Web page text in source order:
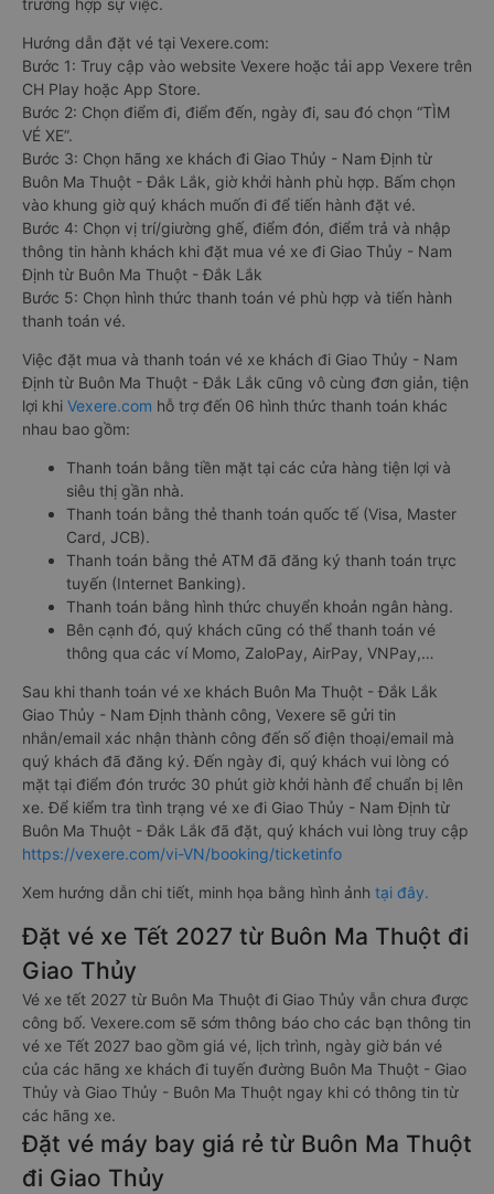
trường hợp sự việc.
Hướng dẫn đặt vé tại Vexere.com:
Bước 1: Truy cập vào website Vexere hoặc tải app Vexere trên
CH Play hoặc App Store.
Bước 2: Chọn điểm đi, điểm đến, ngày đi, sau đó chọn “TÌM
VÉ XE”.
Bước 3: Chọn hãng xe khách đi Giao Thủy - Nam Định từ
Buôn Ma Thuột - Đắk Lắk, giờ khởi hành phù hợp. Bấm chọn
vào khung giờ quý khách muốn đi để tiến hành đặt vé.
Bước 4: Chọn vị trí/giường ghế, điểm đón, điểm trả và nhập
thông tin hành khách khi đặt mua vé xe đi Giao Thủy - Nam
Định từ Buôn Ma Thuột - Đắk Lắk
Bước 5: Chọn hình thức thanh toán vé phù hợp và tiến hành
thanh toán vé.
Việc đặt mua và thanh toán vé xe khách đi Giao Thủy - Nam
Định từ Buôn Ma Thuột - Đắk Lắk cũng vô cùng đơn giản, tiện
lợi khi Vexere.com hỗ trợ đến 06 hình thức thanh toán khác
nhau bao gồm:
Thanh toán bằng tiền mặt tại các cửa hàng tiện lợi và
siêu thị gần nhà.
Thanh toán bằng thẻ thanh toán quốc tế (Visa, Master
Card, JCB).
Thanh toán bằng thẻ ATM đã đăng ký thanh toán trực
tuyến (Internet Banking).
Thanh toán bằng hình thức chuyển khoản ngân hàng.
Bên cạnh đó, quý khách cũng có thể thanh toán vé
thông qua các ví Momo, ZaloPay, AirPay, VNPay,…
Sau khi thanh toán vé xe khách Buôn Ma Thuột - Đắk Lắk
Giao Thủy - Nam Định thành công, Vexere sẽ gửi tin
nhắn/email xác nhận thành công đến số điện thoại/email mà
quý khách đã đăng ký. Đến ngày đi, quý khách vui lòng có
mặt tại điểm đón trước 30 phút giờ khởi hành để chuẩn bị lên
xe. Để kiểm tra tình trạng vé xe đi Giao Thủy - Nam Định từ
Buôn Ma Thuột - Đắk Lắk đã đặt, quý khách vui lòng truy cập
https://vexere.com/vi-VN/booking/ticketinfo
Xem hướng dẫn chi tiết, minh họa bằng hình ảnh tại đây.
Đặt vé xe Tết 2027 từ Buôn Ma Thuột đi
Giao Thủy
Vé xe tết 2027 từ Buôn Ma Thuột đi Giao Thủy vẫn chưa được
công bố. Vexere.com sẽ sớm thông báo cho các bạn thông tin
vé xe Tết 2027 bao gồm giá vé, lịch trình, ngày giờ bán vé
của các hãng xe khách đi tuyến đường Buôn Ma Thuột - Giao
Thủy và Giao Thủy - Buôn Ma Thuột ngay khi có thông tin từ
các hãng xe.
Đặt vé máy bay giá rẻ từ Buôn Ma Thuột
đi Giao Thủy